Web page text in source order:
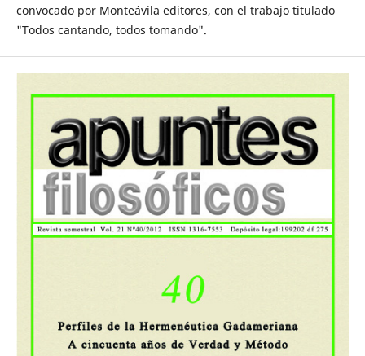
convocado por Monteávila editores, con el trabajo titulado
"Todos cantando, todos tomando".